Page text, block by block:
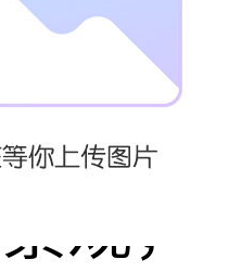
一部
水上
观，